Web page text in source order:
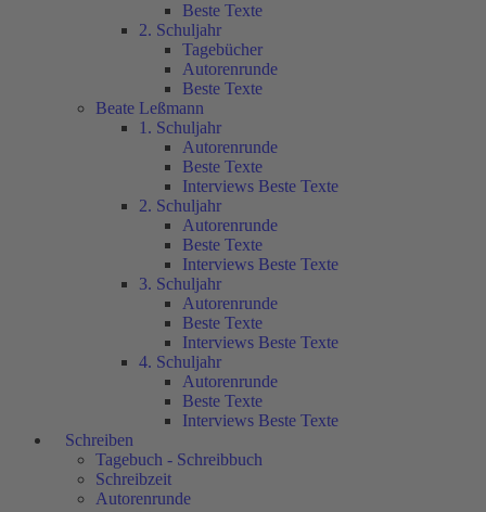
Beste Texte
2. Schuljahr
Tagebücher
Autorenrunde
Beste Texte
Beate Leßmann
1. Schuljahr
Autorenrunde
Beste Texte
Interviews Beste Texte
2. Schuljahr
Autorenrunde
Beste Texte
Interviews Beste Texte
3. Schuljahr
Autorenrunde
Beste Texte
Interviews Beste Texte
4. Schuljahr
Autorenrunde
Beste Texte
Interviews Beste Texte
Schreiben
Tagebuch - Schreibbuch
Schreibzeit
Autorenrunde